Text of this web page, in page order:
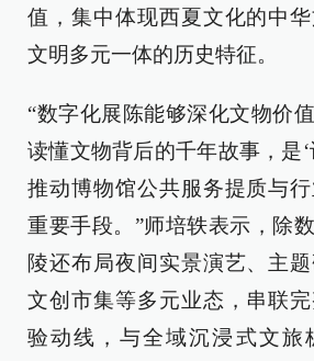
值，集中体现西夏文化的中
文明多元一体的历史特征。
“数字化展陈能够深化文物价
读懂文物背后的千年故事，是‘
推动博物馆公共服务提质与
重要手段。”师培轶表示，除
陵还布局夜间实景演艺、主
文创市集等多元业态，串联
验动线，与全域沉浸式文旅